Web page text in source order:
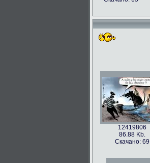
12419806
86.88 Kb.
Скачано: 69